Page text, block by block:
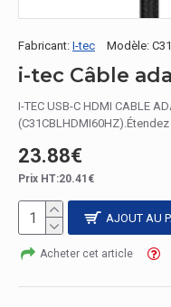
Fabricant: I-tec Modèle:
I-TEC USB-C HDMI CABLE
23.88€
Prix HT:20.41€
AJOUT AU
Acheter cet article